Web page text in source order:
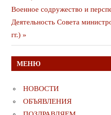
Следующая
публикация
Военное содружество и
Деятельность Совета
гг.)
МЕНЮ
НОВОСТИ
ОБЪЯВЛЕНИЯ